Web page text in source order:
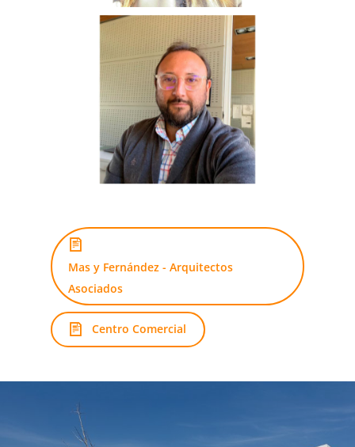
Mas y Fernández - Arquitectos
Asociados
Centro Comercial